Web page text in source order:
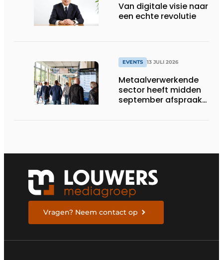
Van digitale visie naar
een echte revolutie
EVENTS 13 JULI 2026
Metaalverwerkende
sector heeft midden
september afspraak
Vragen? Neem contact op